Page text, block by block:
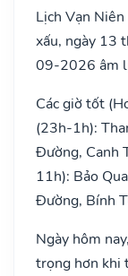
Lịch Vạn
xấu, ngày 13
09-2026 âm
Các giờ tốt
(23h-1h):
Đường, Canh
11h): Bảo
Đường, Bính
Ngày hôm
trọng hơn khi